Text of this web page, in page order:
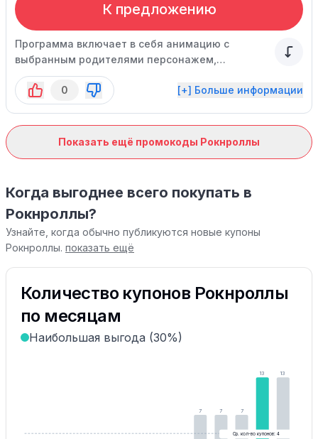
К предложению
Программа включает в себя анимацию с
выбранным родителями персонажем,
кулинарные и творческие мастер-классы,
разнообразное меню с изысканными блюдами
на любой вкус, а также торт по
0 [+] Больше информации
Показать ещё промокоды Рокнроллы
Когда выгоднее всего покупать в
Рокнроллы?
Узнайте, когда обычно публикуются новые купоны
Рокнроллы. показать ещё
Количество купонов Рокнроллы
по месяцам
Наибольшая выгода (30%)
7 7 7
13 13
Ср. кол-во купонов: 4